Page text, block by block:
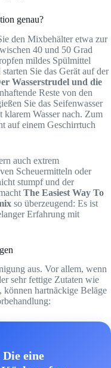
genau?
den Mixbehälter etwa zur
40 und 50 Grad
mildes Spülmittel
Sie das Gerät auf der
Wasserstrudel und die
Reste von den
Sie das Seifenwasser
klarem Wasser nach. Zum
auf einem Geschirrtuch
auch extrem
Scheuermitteln oder
stumpf und der
The Easiest Way To
so überzeugend: Es ist
Erfahrung mit
aus. Vor allem, wenn
sehr fettige Zutaten wie
hartnäckige Beläge
eine